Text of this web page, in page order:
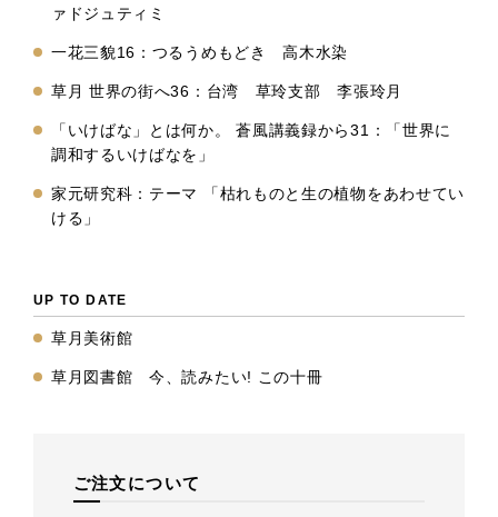
ァドジュティミ
一花三貌16：つるうめもどき 高木水染
草月 世界の街へ36：台湾 草玲支部 李張玲月
「いけばな」とは何か。 蒼風講義録から31：「世界に
調和するいけばなを」
家元研究科：テーマ 「枯れものと生の植物をあわせてい
ける」
UP TO DATE
草月美術館
草月図書館 今、読みたい! この十冊
ご注文について